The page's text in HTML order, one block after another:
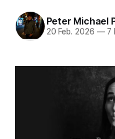
Peter Michael
20 Feb. 2026 —7